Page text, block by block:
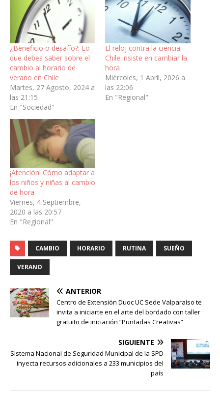
¿Beneficio o desafío?: Lo
que debes saber sobre el
cambio al horario de
verano en Chile
Martes, 27 Agosto, 2024 a
las 21:15
En "Sociedad"
El reloj contra la ciencia:
Chile insiste en cambiar la
hora
Miércoles, 1 Abril, 2026 a
las 22:06
En "Regional"
¡Atención! Cómo adaptar a
los niños y niñas al cambio
de hora
Viernes, 4 Septiembre,
2020 a las 20:57
En "Regional"
CAMBIO HORARIO RUTINA SUEÑO
VERANO
ANTERIOR
Centro de Extensión Duoc UC Sede Valparaíso te
invita a iniciarte en el arte del bordado con taller
gratuito de iniciación “Puntadas Creativas”
SIGUIENTE
Sistema Nacional de Seguridad Municipal de la SPD
inyecta recursos adicionales a 233 municipios del
país